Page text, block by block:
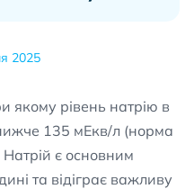
2025
якому рівень натрію в
135 мЕкв/л (норма
є основним
та відіграє важливу